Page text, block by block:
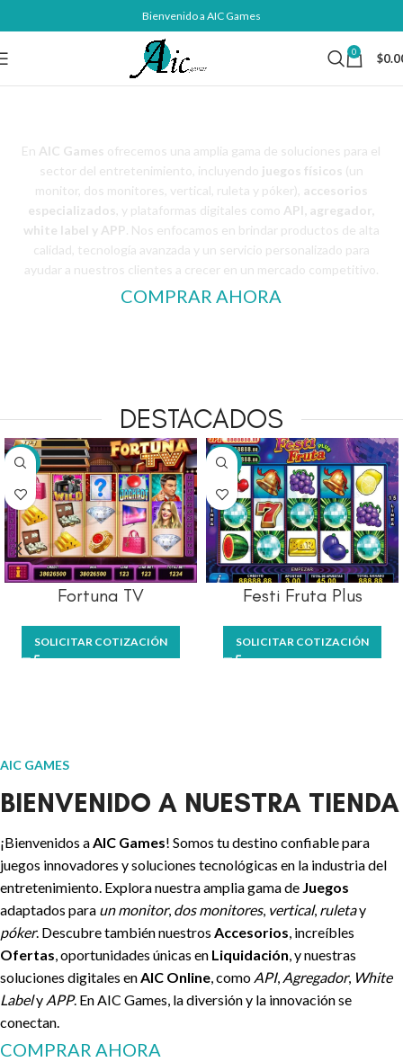
Bienvenido a AIC Games
0 $
En AIC Games ofrecemos una amplia gama de soluciones para el
sector del entretenimiento, incluyendo juegos físicos (un
monitor, dos monitores, vertical, ruleta y póker), accesorios
especializados , y plataformas digitales como API, agregador,
white label y APP . Nos enfocamos en brindar productos de alta
calidad, tecnología avanzada y un servicio personalizado para
ayudar a nuestros clientes a crecer en un mercado competitivo.
COMPRAR AHORA
DESTACADOS
-21%
Happy Halloween
SOLICITAR COTIZACIÓN
Habichuelas Vertical
SOLICITAR COTIZACIÓN
AIC GAMES
BIENVENIDO A NUESTRA TIENDA
¡Bienvenidos aAIC Games! Somos tu destino confiable para
juegos innovadores y soluciones tecnológicas en la industria del
entretenimiento. Explora nuestra amplia gama de Juegos
adaptados para un monitor, dos monitores, vertical, ruletay
póker. Descubre también nuestros Accesorios, increíbles
Ofertas, oportunidades únicas en Liquidación, y nuestras
soluciones digitales enAIC Online, como API, Agregador, White
Labely APP. En AIC Games, la diversión y la innovación se
conectan.
COMPRAR AHORA